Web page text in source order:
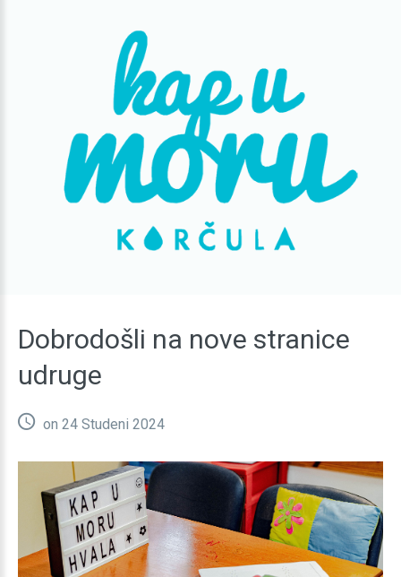
Dobrodošli na nove stranice
udruge
on 24 Studeni 2024